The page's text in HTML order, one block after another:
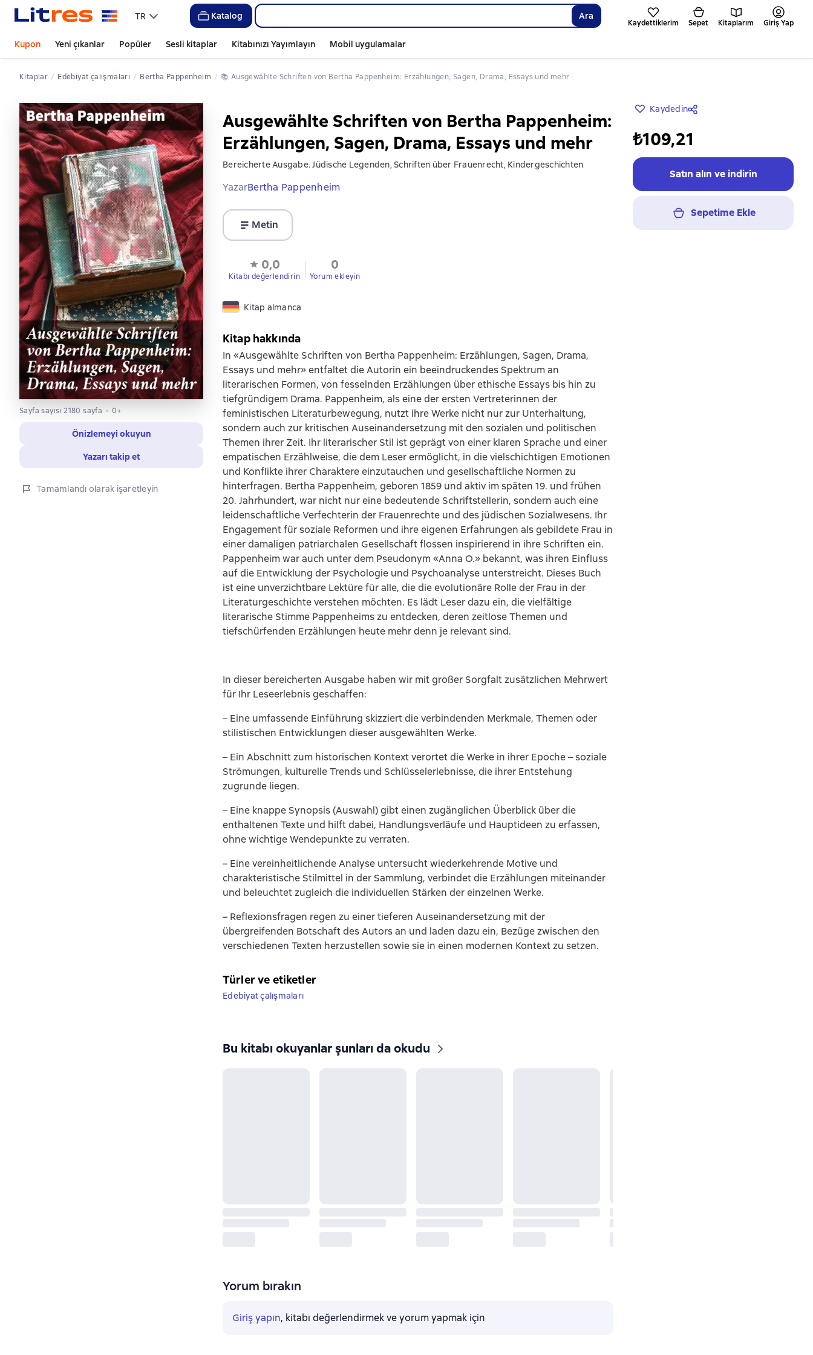
TR Katalog Ara
Kaydettiklerim Sepet Kitaplarım Giriş Yap
Kupon Yeni çıkanlar Popüler Sesli kitaplar Kitabınızı Yayımlayın Mobil uygulamalar
Kitaplar edebiyat çalışmaları Bertha Pappenheim 📚 Ausgewählte Schriften von Bertha Pappenheim: Erzählungen, Sagen, Drama, Essays und mehr
Sayfa sayısı 2180 sayfa 0+
Önizlemeyi okuyun
Yazarı takip et
Tamamlandı olarak işaretleyin
Ausgewählte Schriften von Bertha Pappenheim:
Erzählungen, Sagen, Drama, Essays und mehr
Bereicherte Ausgabe. Jüdische Legenden, Schriften über Frauenrecht, Kindergeschichten
YazarBertha Pappenheim
Metin
0,0
Kitabı değerlendirin
0
Yorum ekleyin
Kitap almanca
Kaydedin
₺109,21
Satın alın ve indirin
Sepetime Ekle
Kitap hakkında
In «Ausgewählte Schriften von Bertha Pappenheim: Erzählungen, Sagen, Drama,
Essays und mehr» entfaltet die Autorin ein beeindruckendes Spektrum an
literarischen Formen, von fesselnden Erzählungen über ethische Essays bis hin zu
tiefgründigem Drama. Pappenheim, als eine der ersten Vertreterinnen der
feministischen Literaturbewegung, nutzt ihre Werke nicht nur zur Unterhaltung,
sondern auch zur kritischen Auseinandersetzung mit den sozialen und politischen
Themen ihrer Zeit. Ihr literarischer Stil ist geprägt von einer klaren Sprache und einer
empatischen Erzählweise, die dem Leser ermöglicht, in die vielschichtigen Emotionen
und Konflikte ihrer Charaktere einzutauchen und gesellschaftliche Normen zu
hinterfragen. Bertha Pappenheim, geboren 1859 und aktiv im späten 19. und frühen
20. Jahrhundert, war nicht nur eine bedeutende Schriftstellerin, sondern auch eine
leidenschaftliche Verfechterin der Frauenrechte und des jüdischen Sozialwesens. Ihr
Engagement für soziale Reformen und ihre eigenen Erfahrungen als gebildete Frau in
einer damaligen patriarchalen Gesellschaft flossen inspirierend in ihre Schriften ein.
Pappenheim war auch unter dem Pseudonym «Anna O.» bekannt, was ihren Einfluss
auf die Entwicklung der Psychologie und Psychoanalyse unterstreicht. Dieses Buch
ist eine unverzichtbare Lektüre für alle, die die evolutionäre Rolle der Frau in der
Literaturgeschichte verstehen möchten. Es lädt Leser dazu ein, die vielfältige
literarische Stimme Pappenheims zu entdecken, deren zeitlose Themen und
tiefschürfenden Erzählungen heute mehr denn je relevant sind.
In dieser bereicherten Ausgabe haben wir mit großer Sorgfalt zusätzlichen Mehrwert
für Ihr Leseerlebnis geschaffen:
– Eine umfassende Einführung skizziert die verbindenden Merkmale, Themen oder
stilistischen Entwicklungen dieser ausgewählten Werke.
– Ein Abschnitt zum historischen Kontext verortet die Werke in ihrer Epoche – soziale
Strömungen, kulturelle Trends und Schlüsselerlebnisse, die ihrer Entstehung
zugrunde liegen.
– Eine knappe Synopsis (Auswahl) gibt einen zugänglichen Überblick über die
enthaltenen Texte und hilft dabei, Handlungsverläufe und Hauptideen zu erfassen,
ohne wichtige Wendepunkte zu verraten.
– Eine vereinheitlichende Analyse untersucht wiederkehrende Motive und
charakteristische Stilmittel in der Sammlung, verbindet die Erzählungen miteinander
und beleuchtet zugleich die individuellen Stärken der einzelnen Werke.
– Reflexionsfragen regen zu einer tieferen Auseinandersetzung mit der
übergreifenden Botschaft des Autors an und laden dazu ein, Bezüge zwischen den
verschiedenen Texten herzustellen sowie sie in einen modernen Kontext zu setzen.
Türler ve etiketler
Edebiyat çalışmaları
Bu kitabı okuyanlar şunları da okudu
Yorum bırakın
Giriş yapın, kitabı değerlendirmek ve yorum yapmak için